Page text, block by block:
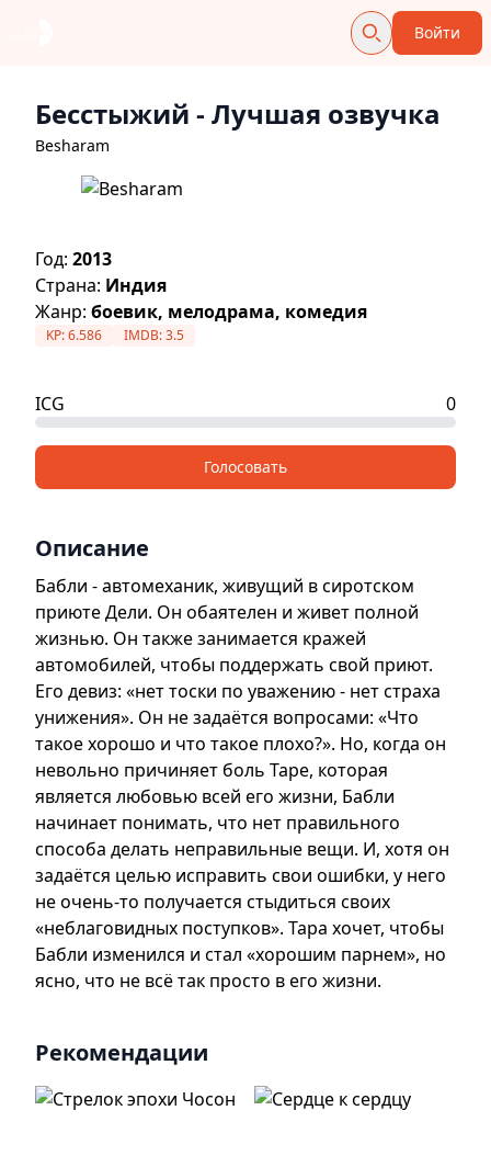
Войти
Бесстыжий - Лучшая озвучка
Besharam
Год: 2013
Страна: Индия
Жанр: боевик, мелодрама, комедия
KP:6.586 IMDB:3.5
ICG 0
Голосовать
Описание
Бабли - автомеханик, живущий в сиротском
приюте Дели. Он обаятелен и живет полной
жизнью. Он также занимается кражей
автомобилей, чтобы поддержать свой приют.
Его девиз: «нет тоски по уважению - нет страха
унижения». Он не задаётся вопросами: «Что
такое хорошо и что такое плохо?». Но, когда он
невольно причиняет боль Таре, которая
является любовью всей его жизни, Бабли
начинает понимать, что нет правильного
способа делать неправильные вещи. И, хотя он
задаётся целью исправить свои ошибки, у него
не очень-то получается стыдиться своих
«неблаговидных поступков». Тара хочет, чтобы
Бабли изменился и стал «хорошим парнем», но
ясно, что не всё так просто в его жизни.
Рекомендации